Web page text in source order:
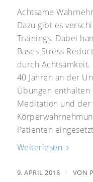
Achtsame
Dazu gibt es
Trainings. Dabei
Bases Stress
durch Achtsamkeit.
40 Jahren an der
Übungen enthalten
Meditation und der
Patienten
Weiterlesen
9. APRIL 2018 / VON